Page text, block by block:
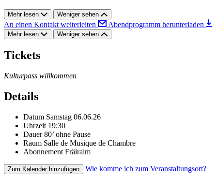
Mehr lesen Weniger sehen
An einen Kontakt weiterleiten Abendprogramm herunterladen
Mehr lesen Weniger sehen
Tickets
Kulturpass willkommen
Details
Datum Samstag 06.06.26
Uhrzeit 19:30
Dauer 80’ ohne Pause
Raum Salle de Musique de Chambre
Abonnement Fräiraim
Zum Kalender hinzufügen Wie komme ich zum Veranstaltungsort?